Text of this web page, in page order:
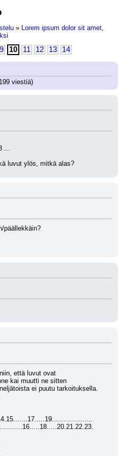
» Lorem ipsum dolor sit amet,
9 10 11 12 13 14
viestiä)
...
luvut ylös, mitkä alas?
päällekkäin?
että luvut ovat
kai muutti ne sitten
ei puutu tarkoituksella.